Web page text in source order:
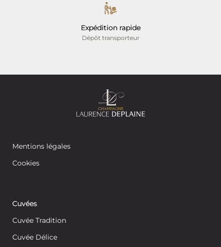
Expédition rapide
Dépôt transporteur
Mentions légales
Cookies
Cuvées
Cuvée Tradition
Cuvée Délice